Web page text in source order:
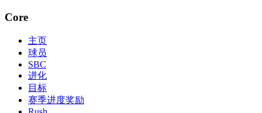
Core
主页
球员
SBC
进化
目标
赛季进度奖励